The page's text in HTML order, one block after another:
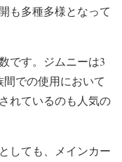
も多種多様となって
です。ジムニーは3
間での使用において
れているのも人気の
しても、メインカー